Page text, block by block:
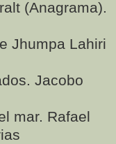
(Anagrama).
Jhumpa Lahiri
Jacobo
mar. Rafael